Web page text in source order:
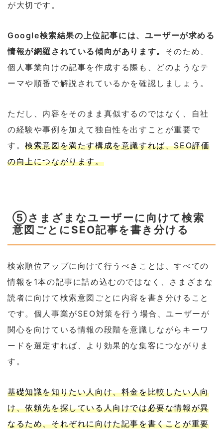
が大切です。
Google検索結果の上位記事には、ユーザーが求める
情報が網羅されている傾向があります。 そのため、
個人事業向けの記事を作成する際も、どのようなテ
ーマや順番で解説されているかを確認しましょう。
ただし、内容をそのまま真似するのではなく、自社
の経験や事例を加えて独自性を出すことが重要で
す。検索意図を満たす構成を意識すれば、SEO評価
の向上につながります。
⑤さまざまなユーザーに向けて検索
意図ごとにSEO記事を書き分ける
検索順位アップに向けて行うべきことは、すべての
情報を1本の記事に詰め込むのではなく、さまざまな
読者に向けて検索意図ごとに内容を書き分けること
です。個人事業がSEO対策を行う場合、ユーザーが
関心を向けている情報の段階を意識しながらキーワ
ードを選定すれば、より効果的な集客につながりま
す。
基礎知識を知りたい人向け、料金を比較したい人向
け、依頼先を探している人向けでは必要な情報が異
なるため、それぞれに向けた記事を書くことが重要